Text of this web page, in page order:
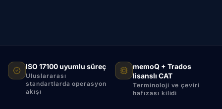
ISO 17100 uyumlu süreç
Uluslararası
standartlarda operasyon
akışı
memoQ + Trados
lisanslı CAT
Terminoloji ve çeviri
hafızası kilidi